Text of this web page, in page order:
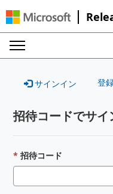
サインイン 登
招待コードでサイ
招待コード